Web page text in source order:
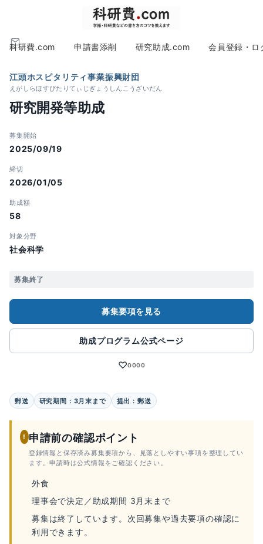
科研費.com 申請書添削 研究助成.com 会員登録・ロ
江頭ホスピタリティ事業振興財団
えがしらほすぴたりてぃじぎょうしんこうざいだん
研究開発等助成
募集開始
2025/09/19
締切
2026/01/05
助成額
58
対象分野
社会科学
募集終了
募集要項を見る
助成プログラム公式ページ
♡0000
郵送 研究期間：3月末まで 提出：郵送
! 申請前の確認ポイント
登録情報と保存済み募集要項から、見落としやすい事項を整理してい
ます。申請時は公式情報をご確認ください。
外食
理事会で決定／助成期間 3月末まで
募集は終了しています。次回募集や過去要項の確認に
利用できます。